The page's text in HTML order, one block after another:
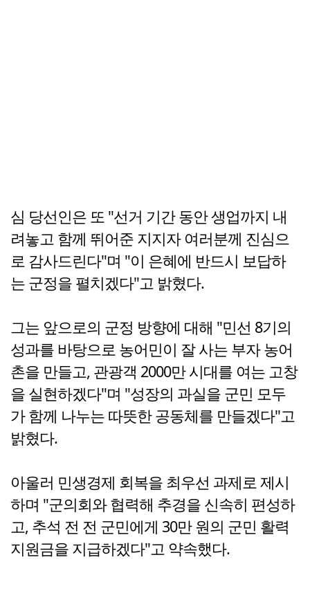
심 당선인은 또 "선거 기간 동안 생업까지 내
려놓고 함께 뛰어준 지지자 여러분께 진심으
로 감사드린다"며 "이 은혜에 반드시 보답하
는 군정을 펼치겠다"고 밝혔다.
그는 앞으로의 군정 방향에 대해 "민선 8기의
성과를 바탕으로 농어민이 잘 사는 부자 농어
촌을 만들고, 관광객 2000만 시대를 여는 고창
을 실현하겠다"며 "성장의 과실을 군민 모두
가 함께 나누는 따뜻한 공동체를 만들겠다"고
밝혔다.
아울러 민생경제 회복을 최우선 과제로 제시
하며 "군의회와 협력해 추경을 신속히 편성하
고, 추석 전 전 군민에게 30만 원의 군민 활력
지원금을 지급하겠다"고 약속했다.